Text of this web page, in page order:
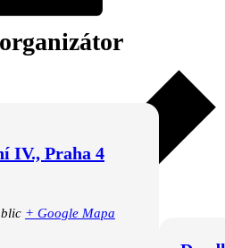
IV., Praha 4
+ Google Mapa